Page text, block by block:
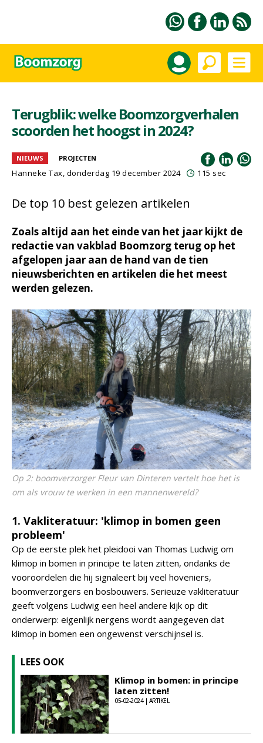
Terugblik: welke Boomzorgverhalen
scoorden het hoogst in 2024?
NIEUWS PROJECTEN
Hanneke Tax, donderdag 19 december 2024 115 sec
De top 10 best gelezen artikelen
Zoals altijd aan het einde van het jaar kijkt de
redactie van vakblad Boomzorg terug op het
afgelopen jaar aan de hand van de tien
nieuwsberichten en artikelen die het meest
werden gelezen.
Op 2: boomverzorger Fleur van Dinteren vertelt hoe het is
om als vrouw te werken in een mannenwereld?
1. Vakliteratuur: 'klimop in bomen geen
probleem'
Op de eerste plek het pleidooi van Thomas Ludwig om
klimop in bomen in principe te laten zitten, ondanks de
vooroordelen die hij signaleert bij veel hoveniers,
boomverzorgers en bosbouwers. Serieuze vakliteratuur
geeft volgens Ludwig een heel andere kijk op dit
onderwerp: eigenlijk nergens wordt aangegeven dat
klimop in bomen een ongewenst verschijnsel is.
LEES OOK
Klimop in bomen: in principe
laten zitten!
05-02-2024 | ARTIKEL